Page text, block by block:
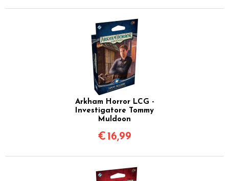
Arkham Horror LCG -
Investigatore Tommy
Muldoon
€ 16,99